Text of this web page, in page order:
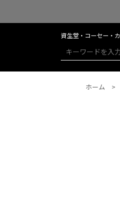
資生堂・コーセー・
ホーム